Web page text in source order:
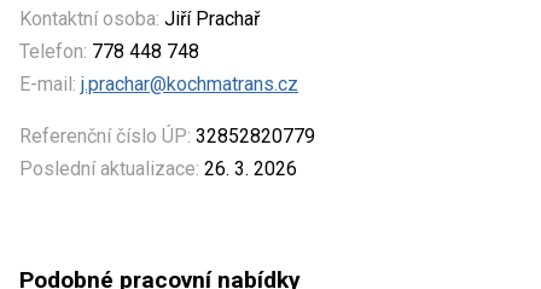
Kontaktní osoba: Jiří Prachař
Telefon: 778 448 748
E-mail: j.prachar@kochmatrans.cz
Referenční číslo ÚP: 32852820779
Poslední aktualizace: 26. 3. 2026
Podobné pracovní nabídky